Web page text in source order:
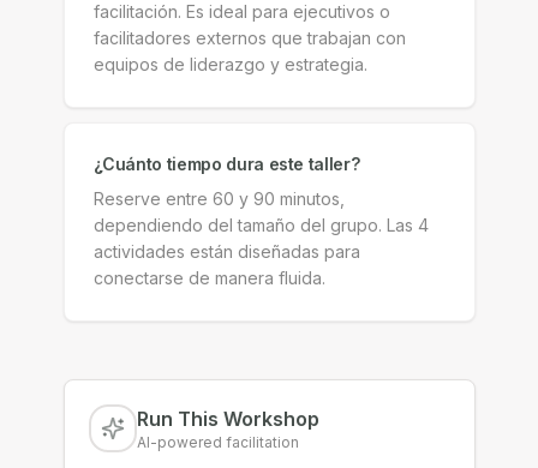
facilitación. Es ideal para ejecutivos o
facilitadores externos que trabajan con
equipos de liderazgo y estrategia.
¿Cuánto tiempo dura este taller?
Reserve entre 60 y 90 minutos,
dependiendo del tamaño del grupo. Las 4
actividades están diseñadas para
conectarse de manera fluida.
Run This Workshop
AI-powered facilitation